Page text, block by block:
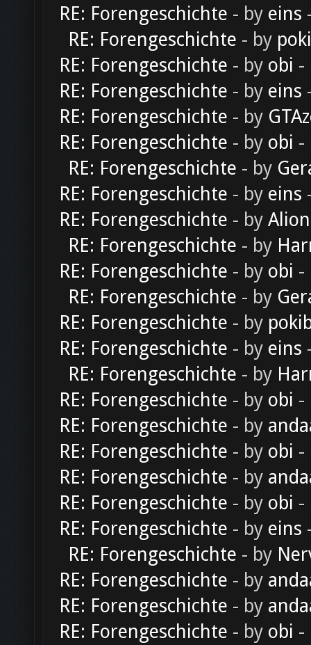
RE: Forengeschichte - by eins
RE: Forengeschichte - by
RE: Forengeschichte - by obi -
RE: Forengeschichte - by eins
RE: Forengeschichte - by
RE: Forengeschichte - by obi -
RE: Forengeschichte - by
RE: Forengeschichte - by eins
RE: Forengeschichte - by Alion
RE: Forengeschichte - by
RE: Forengeschichte - by obi -
RE: Forengeschichte - by
RE: Forengeschichte - by
RE: Forengeschichte - by eins
RE: Forengeschichte - by
RE: Forengeschichte - by obi -
RE: Forengeschichte - by
RE: Forengeschichte - by obi -
RE: Forengeschichte - by
RE: Forengeschichte - by obi -
RE: Forengeschichte - by eins
RE: Forengeschichte - by
RE: Forengeschichte - by
RE: Forengeschichte - by
RE: Forengeschichte - by obi -